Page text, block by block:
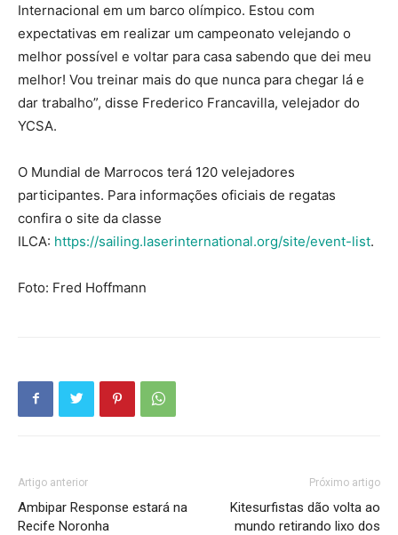
Internacional em um barco olímpico. Estou com
expectativas em realizar um campeonato velejando o
melhor possível e voltar para casa sabendo que dei meu
melhor! Vou treinar mais do que nunca para chegar lá e
dar trabalho”, disse Frederico Francavilla, velejador do
YCSA.
O Mundial de Marrocos terá 120 velejadores
participantes. Para informações oficiais de regatas
confira o site da classe
ILCA: https://sailing.laserinternational.org/site/event-list.
Foto: Fred Hoffmann
Artigo anterior
Ambipar Response estará na
Recife Noronha
Próximo artigo
Kitesurfistas dão volta ao
mundo retirando lixo dos